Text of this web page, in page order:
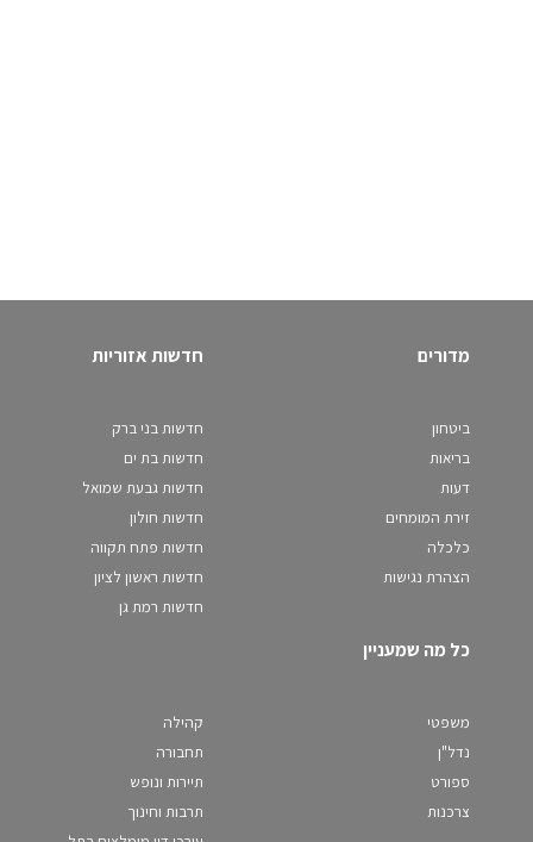
מדורים
ביטחון
בריאות
דעות
זירת המומחים
כלכלה
הצהרת נגישות
חדשות אזוריות
חדשות בני ברק
חדשות בת ים
חדשות גבעת שמואל
חדשות חולון
חדשות פתח תקווה
חדשות ראשון לציון
חדשות רמת גן
כל מה שמעניין
משפטי
נדל"ן
ספורט
צרכנות
קהילה
תחבורה
תיירות ונופש
תרבות וחינוך